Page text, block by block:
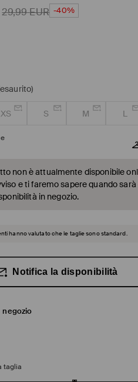
29,99EUR -40%
XS S M L
non è attualmente disponibile
e ti faremo sapere quando
in negozio.
hanno valutato che le taglie sono standard.
Notifica la disponibilità
negozio
taglia